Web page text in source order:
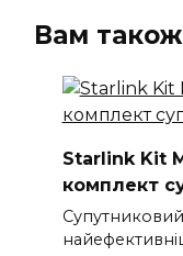
Вам
Starlink Kit
комплект
Супутниковий